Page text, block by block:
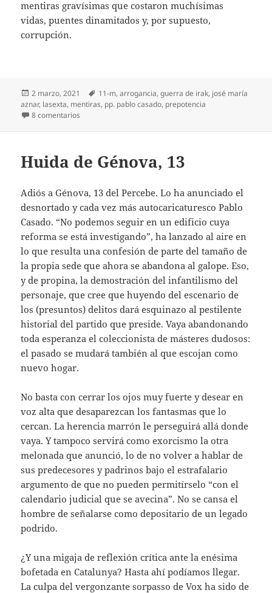
mentiras gravísimas que costaron muchísimas
vidas, puentes dinamitados y, por supuesto,
corrupción.
Publicado
el
2 marzo, 2021 Etiquetas
11-m,arrogancia,guerra de irak, josé maría
aznar, lasexta, mentiras, pp. pablo casado, prepotencia
8 comentarios
Huida de Génova, 13
Adiós a Génova, 13 del Percebe. Lo ha anunciado el
desnortado y cada vez más autocaricaturesco Pablo
Casado. “No podemos seguir en un edificio cuya
reforma se está investigando”, ha lanzado al aire en
lo que resulta una confesión de parte del tamaño de
la propia sede que ahora se abandona al galope. Eso,
y de propina, la demostración del infantilismo del
personaje, que cree que huyendo del escenario de
los (presuntos) delitos dará esquinazo al pestilente
historial del partido que preside. Vaya abandonando
toda esperanza el coleccionista de másteres dudosos:
el pasado se mudará también al que escojan como
nuevo hogar.
No basta con cerrar los ojos muy fuerte y desear en
voz alta que desaparezcan los fantasmas que lo
cercan. La herencia marrón le perseguirá allá donde
vaya. Y tampoco servirá como exorcismo la otra
melonada que anunció, lo de no volver a hablar de
sus predecesores y padrinos bajo el estrafalario
argumento de que no pueden permitírselo “con el
calendario judicial que se avecina”. No se cansa el
hombre de señalarse como depositario de un legado
podrido.
¿Y una migaja de reflexión crítica ante la enésima
bofetada en Catalunya? Hasta ahí podíamos llegar.
La culpa del vergonzante sorpasso de Vox ha sido de